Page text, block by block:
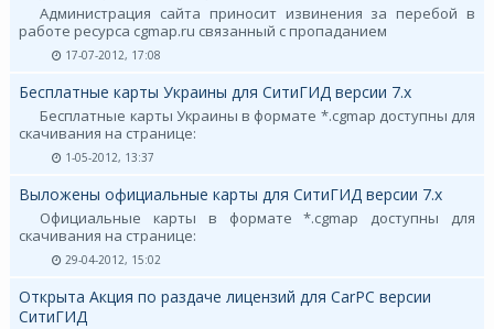
Администрация сайта приносит извинения за перебой в
работе ресурса cgmap.ru связанный с пропаданием
17-07-2012, 17:08
Бесплатные карты Украины для СитиГИД версии 7.х
Бесплатные карты Украины в формате *.cgmap доступны для
скачивания на странице:
1-05-2012, 13:37
Выложены официальные карты для СитиГИД версии 7.х
Официальные карты в формате *.cgmap доступны для
скачивания на странице:
29-04-2012, 15:02
Открыта Акция по раздаче лицензий для CarPC версии
СитиГИД